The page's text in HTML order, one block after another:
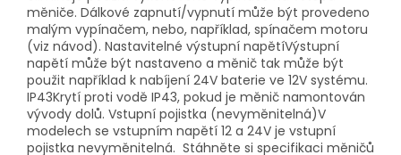
měniče. Dálkové zapnutí/vypnutí může být provedeno
malým vypínačem, nebo, například, spínačem motoru
(viz návod). Nastavitelné výstupní napětíVýstupní
napětí může být nastaveno a měnič tak může být
použit například k nabíjení 24V baterie ve 12V systému.
IP43Krytí proti vodě IP43, pokud je měnič namontován
vývody dolů. Vstupní pojistka (nevyměnitelná)V
modelech se vstupním napětí 12 a 24V je vstupní
pojistka nevyměnitelná. Stáhněte si specifikaci měničů